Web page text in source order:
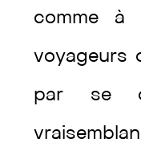
comme à
voyageurs
par se